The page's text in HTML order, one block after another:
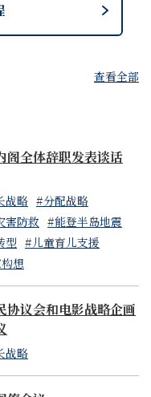
查看全部
阁全体辞职发表谈话
战略 #分配战略
害防救 #能登半岛地震
型 #儿童育儿支援
想
协议会和电影战略企画
战略